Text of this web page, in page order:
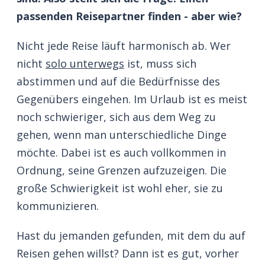
passenden Reisepartner finden - aber wie?
Nicht jede Reise läuft harmonisch ab. Wer
nicht solo unterwegs ist, muss sich
abstimmen und auf die Bedürfnisse des
Gegenübers eingehen. Im Urlaub ist es meist
noch schwieriger, sich aus dem Weg zu
gehen, wenn man unterschiedliche Dinge
möchte. Dabei ist es auch vollkommen in
Ordnung, seine Grenzen aufzuzeigen. Die
große Schwierigkeit ist wohl eher, sie zu
kommunizieren.
Hast du jemanden gefunden, mit dem du auf
Reisen gehen willst? Dann ist es gut, vorher